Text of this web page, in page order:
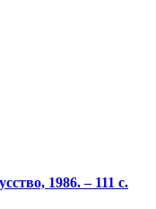
1986. – 111 с.